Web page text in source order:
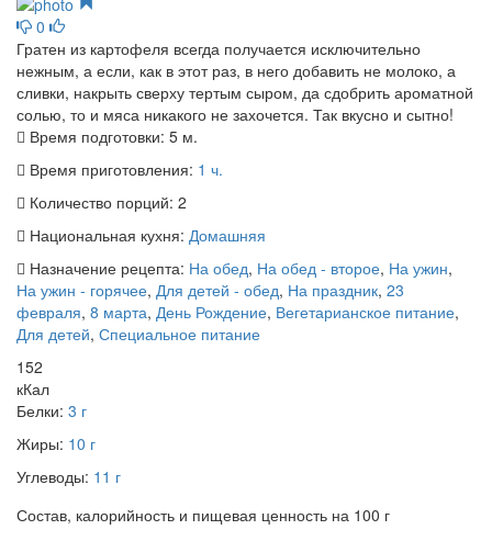
0
Гратен из картофеля всегда получается исключительно
нежным, а если, как в этот раз, в него добавить не молоко, а
сливки, накрыть сверху тертым сыром, да сдобрить ароматной
солью, то и мяса никакого не захочется. Так вкусно и сытно!
Время подготовки: 5 м.
Время приготовления: 1 ч.
Количество порций: 2
Национальная кухня: Домашняя
Назначение рецепта: На обед, На обед - второе, На ужин,
На ужин - горячее, Для детей - обед, На праздник, 23
февраля, 8 марта, День Рождение, Вегетарианское питание,
Для детей, Специальное питание
152
кКал
Белки: 3 г
Жиры: 10 г
Углеводы: 11 г
Состав, калорийность и пищевая ценность на 100 г